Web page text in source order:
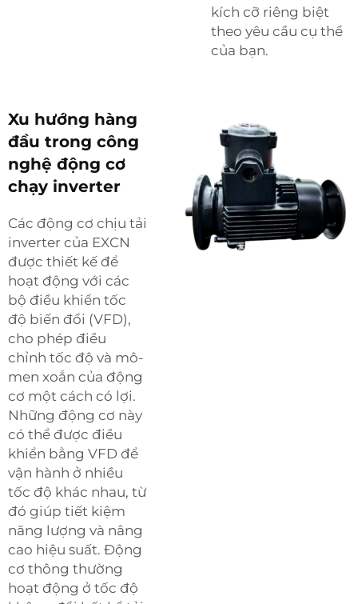
kích cỡ riêng biệt
theo yêu cầu cụ thể
của bạn.
Xu hướng hàng
đầu trong công
nghệ động cơ
chạy inverter
Các động cơ chịu tải
inverter của EXCN
được thiết kế để
hoạt động với các
bộ điều khiển tốc
độ biến đổi (VFD),
cho phép điều
chỉnh tốc độ và mô-
men xoắn của động
cơ một cách có lợi.
Những động cơ này
có thể được điều
khiển bằng VFD để
vận hành ở nhiều
tốc độ khác nhau, từ
đó giúp tiết kiệm
năng lượng và nâng
cao hiệu suất. Động
cơ thông thường
hoạt động ở tốc độ